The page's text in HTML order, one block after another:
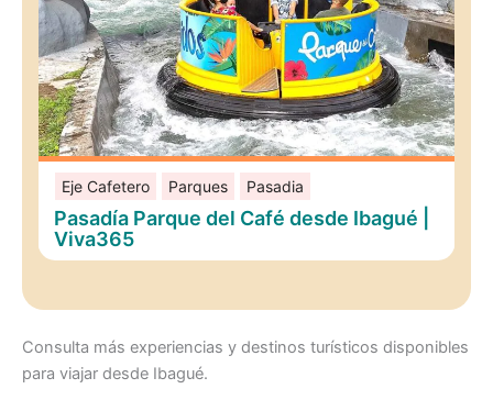
Eje Cafetero Parques Pasadia
Pasadía Parque del Café desde Ibagué |
Viva365
Consulta más experiencias y destinos turísticos disponibles
para viajar desde Ibagué.